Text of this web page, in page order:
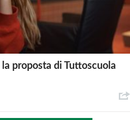
proposta di Tuttoscuola